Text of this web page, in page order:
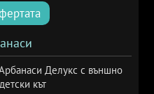
Делукс с външно
кът